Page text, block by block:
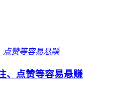
、点赞等容易悬赚